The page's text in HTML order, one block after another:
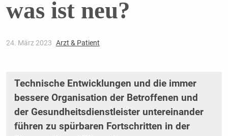
was ist neu?
24. März 2023 Arzt & Patient
Technische Entwicklungen und die immer
bessere Organisation der Betroffenen und
der Gesundheitsdienstleister untereinander
führen zu spürbaren Fortschritten in der